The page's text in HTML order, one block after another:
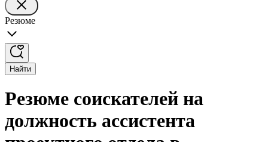
Резюме
Найти
Резюме соискателей на
должность ассистента